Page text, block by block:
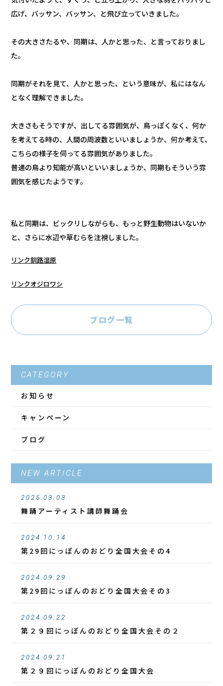
広げ、バッサン、バッサン、と飛び立っていきました。
その大きさたるや、同期は、人かと思った、と言っておりまし
た。
同期がそれを見て、人かと思った、という意味が、私にはなん
となく理解できました。
大きさもそうですが、出してる雰囲気が、鳥っぽくなく、何か
を考えてる時の、人間の周波数といいましょうか、何か考えて、
こちらの様子を伺ってる雰囲気がありました。
普通の鳥より知能が高いといいましょうか、同期もそういう雰
囲気を感じたようです。
私と同期は、ビックリしながらも、もっと野生動物はいないか
と、さらに水辺や草むらを注視しました。
リンク釧路湿原
リンクオジロワシ
ブログ一覧
CATEGORY
お知らせ
キャンペーン
ブログ
NEW ARTICLE
2025.03.03
舞踊アーティスト講師舞踊会
2024.10.14
第29回にっぽんのおどり全国大会その4
2024.09.29
第29回にっぽんのおどり全国大会その3
2024.09.22
第２９回にっぽんのおどり全国大会その２
2024.09.21
第２９回にっぽんのおどり全国大会